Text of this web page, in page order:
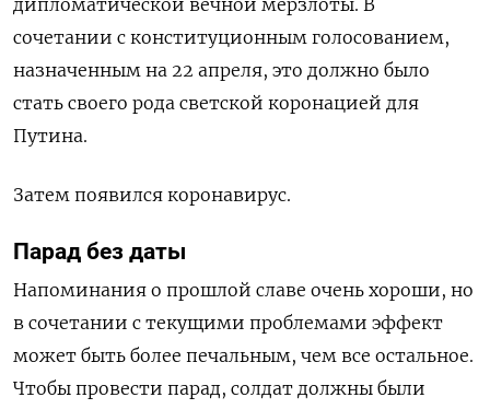
сочетании с конституционным голосованием,
назначенным на 22 апреля, это должно было
стать своего рода светской коронацией для
Путина.
Затем появился коронавирус.
Парад без даты
Напоминания о прошлой славе очень хороши, но
в сочетании с текущими проблемами эффект
может быть более печальным, чем все остальное.
Чтобы провести парад, солдат должны были